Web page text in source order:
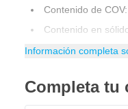
Contenido de
Contenido en
Brillo : Alto brillo,
Secado al polvo :
Información completa
Completa tu